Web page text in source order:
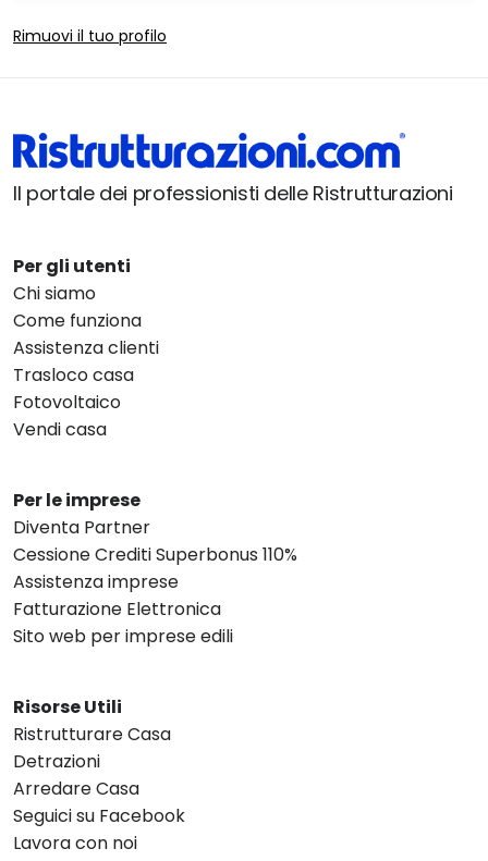
Rimuovi il tuo profilo
Il portale dei professionisti delle Ristrutturazioni
Per gli utenti
Chi siamo
Come funziona
Assistenza clienti
Trasloco casa
Fotovoltaico
Vendi casa
Per le imprese
Diventa Partner
Cessione Crediti Superbonus 110%
Assistenza imprese
Fatturazione Elettronica
Sito web per imprese edili
Risorse Utili
Ristrutturare Casa
Detrazioni
Arredare Casa
Seguici su Facebook
Lavora con noi